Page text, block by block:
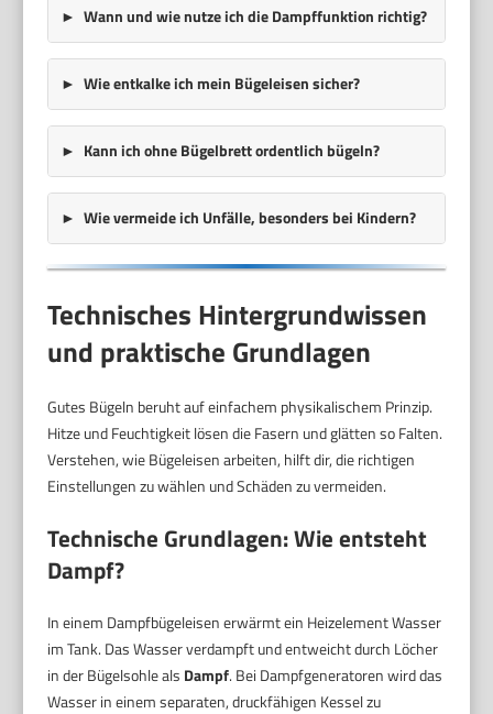
Wann und wie nutze ich die Dampffunktion richtig?
Wie entkalke ich mein Bügeleisen sicher?
Kann ich ohne Bügelbrett ordentlich bügeln?
Wie vermeide ich Unfälle, besonders bei Kindern?
Technisches Hintergrundwissen
und praktische Grundlagen
Gutes Bügeln beruht auf einfachem physikalischem Prinzip.
Hitze und Feuchtigkeit lösen die Fasern und glätten so Falten.
Verstehen, wie Bügeleisen arbeiten, hilft dir, die richtigen
Einstellungen zu wählen und Schäden zu vermeiden.
Technische Grundlagen: Wie entsteht
Dampf?
In einem Dampfbügeleisen erwärmt ein Heizelement Wasser
im Tank. Das Wasser verdampft und entweicht durch Löcher
in der Bügelsohle als Dampf. Bei Dampfgeneratoren wird das
Wasser in einem separaten, druckfähigen Kessel zu